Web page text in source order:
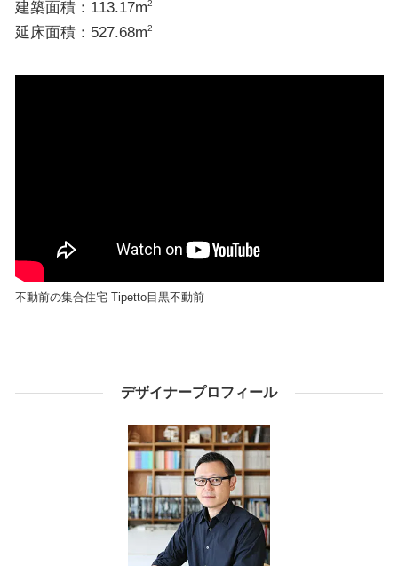
建築面積：113.17m2
延床面積：527.68m2
不動前の集合住宅 Tipetto目黒不動前
デザイナープロフィール